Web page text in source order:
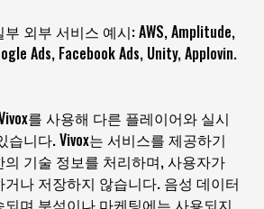
외부 서비스 예시: AWS, Amplitude,
Ads, Facebook Ads, Unity, Applovin.
를 사용해 다른 플레이어와 실시
습니다. Vivox는 서비스를 제공하기
기술 정보를 처리하며, 사용자가
나 저장하지 않습니다. 음성 데이터
며 분석이나 마케팅에는 사용되지